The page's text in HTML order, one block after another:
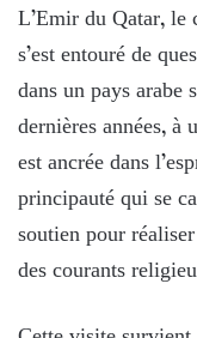
L’Emir du Qatar,
s’est entouré de
dans un pays arabe
dernières années, à
est ancrée dans
principauté qui se
soutien pour
des courants